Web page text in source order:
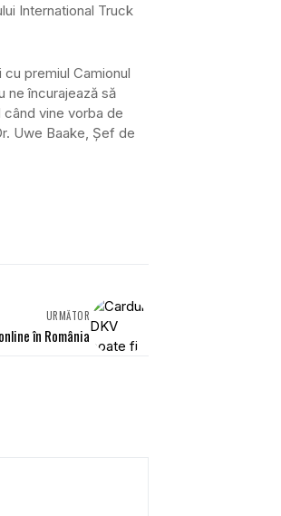
International Truck
premiul Camionul
ne încurajează să
când vine vorba de
Uwe Baake, Șef de
URMĂTOR
în România